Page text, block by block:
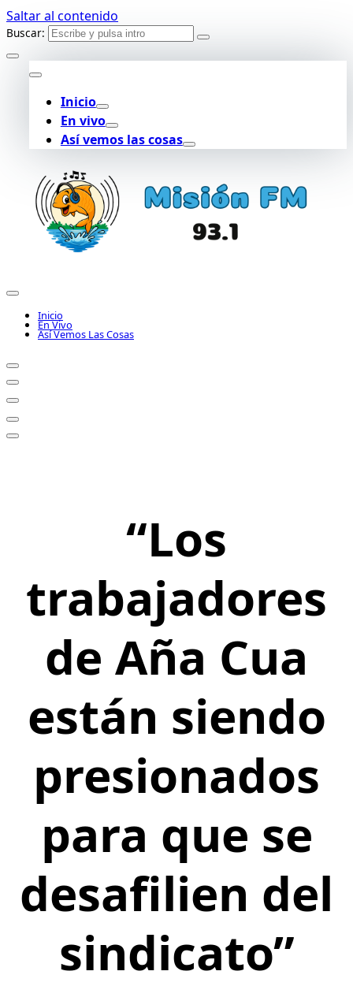
Saltar al contenido
Buscar:
Inicio
En vivo
Así vemos las cosas
Inicio
En Vivo
Así Vemos Las Cosas
“Los
trabajadores
de Aña Cua
están siendo
presionados
para que se
desafilien del
sindicato”